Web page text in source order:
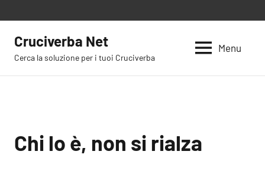
contenuto
Cruciverba Net
Cerca la soluzione per i tuoi Cruciverba
Menu
Chi lo è, non si rialza